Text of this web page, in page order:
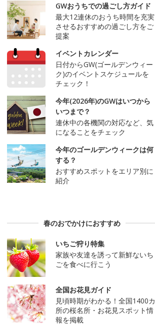
GWおうちでの過ごし方ガイド
最大12連休のおうち時間を充実
させるおすすめの過ごし方をご
提案
イベントカレンダー
日付からGW(ゴールデンウィー
ク)のイベントスケジュールを
チェック！
今年(2026年)のGWはいつから
いつまで？
連休中の各機関の対応など、気
になることをチェック
今年のゴールデンウィークは何
する？
おすすめスポットをエリア別に
紹介
春のおでかけにおすすめ
いちご狩り特集
家族や友達を誘って新鮮ないち
ごを食べに行こう
全国お花見ガイド
見頃時期がわかる！全国1400カ
所の桜名所・お花見スポット情
報を掲載